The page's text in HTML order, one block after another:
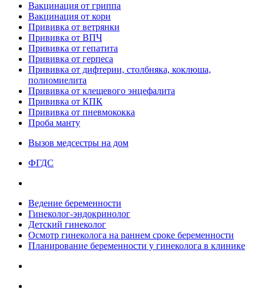
Вакцинация от гриппа
Вакцинация от кори
Прививка от ветрянки
Прививка от ВПЧ
Прививка от гепатита
Прививка от герпеса
Прививка от дифтерии, столбняка, коклюша,
полиомиелита
Прививка от клещевого энцефалита
Прививка от КПК
Прививка от пневмококка
Проба манту
Вызов медсестры на дом
ФГДС
Ведение беременности
Гинеколог-эндокринолог
Детский гинеколог
Осмотр гинеколога на раннем сроке беременности
Планирование беременности у гинеколога в клинике